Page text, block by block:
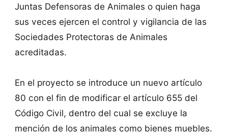
Juntas Defensoras de Animales o quien haga
sus veces ejercen el control y vigilancia de las
Sociedades Protectoras de Animales
acreditadas.
En el proyecto se introduce un nuevo artículo
80 con el fin de modificar el artículo 655 del
Código Civil, dentro del cual se excluye la
mención de los animales como bienes muebles.